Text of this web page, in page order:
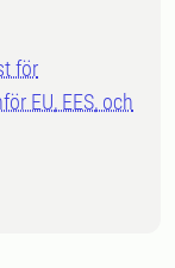
för
EU, EES, och